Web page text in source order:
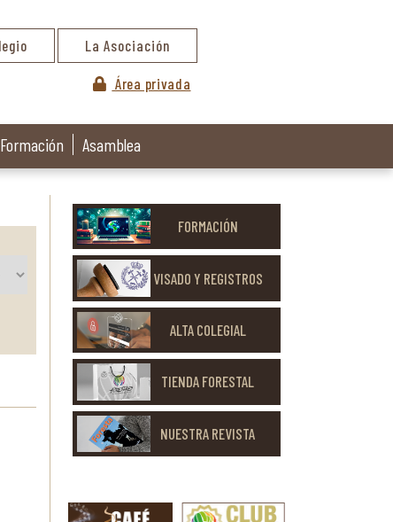
La Asociación
Área privada
Formación Asamblea
FORMACIÓN
VISADO Y REGISTROS
ALTA COLEGIAL
TIENDA FORESTAL
NUESTRA REVISTA